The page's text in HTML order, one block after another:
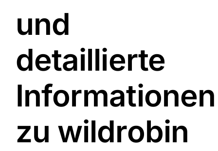
und
detaillierte
Informationen
zu wildrobin